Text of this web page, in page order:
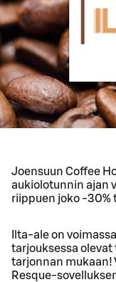
Joensuun Coffee
aukiolotunnin ajan
riippuen joko -30%
Ilta-ale on
tarjouksessa
tarjonnan mukaan!
Resque-